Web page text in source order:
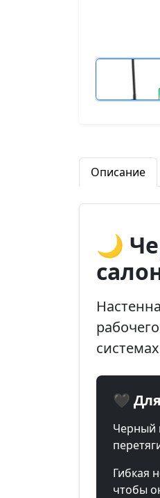
Описание
🌙
🖤
Черный
Гибкая
чтобы